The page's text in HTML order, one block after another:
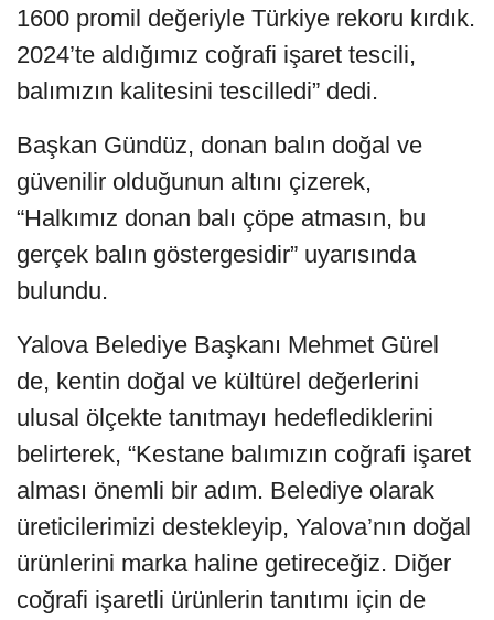
1600 promil değeriyle Türkiye rekoru kırdık.
2024’te aldığımız coğrafi işaret tescili,
balımızın kalitesini tescilledi” dedi.
Başkan Gündüz, donan balın doğal ve
güvenilir olduğunun altını çizerek,
“Halkımız donan balı çöpe atmasın, bu
gerçek balın göstergesidir” uyarısında
bulundu.
Yalova Belediye Başkanı Mehmet Gürel
de, kentin doğal ve kültürel değerlerini
ulusal ölçekte tanıtmayı hedeflediklerini
belirterek, “Kestane balımızın coğrafi işaret
alması önemli bir adım. Belediye olarak
üreticilerimizi destekleyip, Yalova’nın doğal
ürünlerini marka haline getireceğiz. Diğer
coğrafi işaretli ürünlerin tanıtımı için de